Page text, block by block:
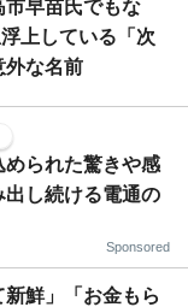
早苗氏でもな
上している「次
外な名前
められた驚きや感
し続ける電通の
Sponsored
新鮮」「お金もら